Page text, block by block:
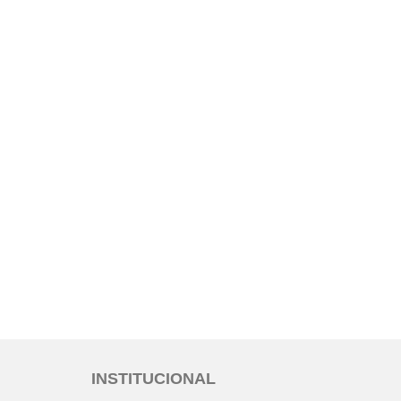
INSTITUCIONAL